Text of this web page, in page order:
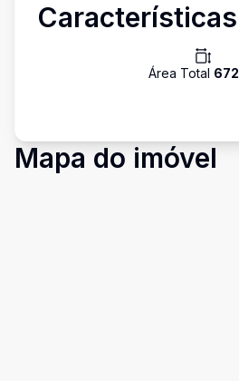
Características
Área Total 672
Mapa do imóvel